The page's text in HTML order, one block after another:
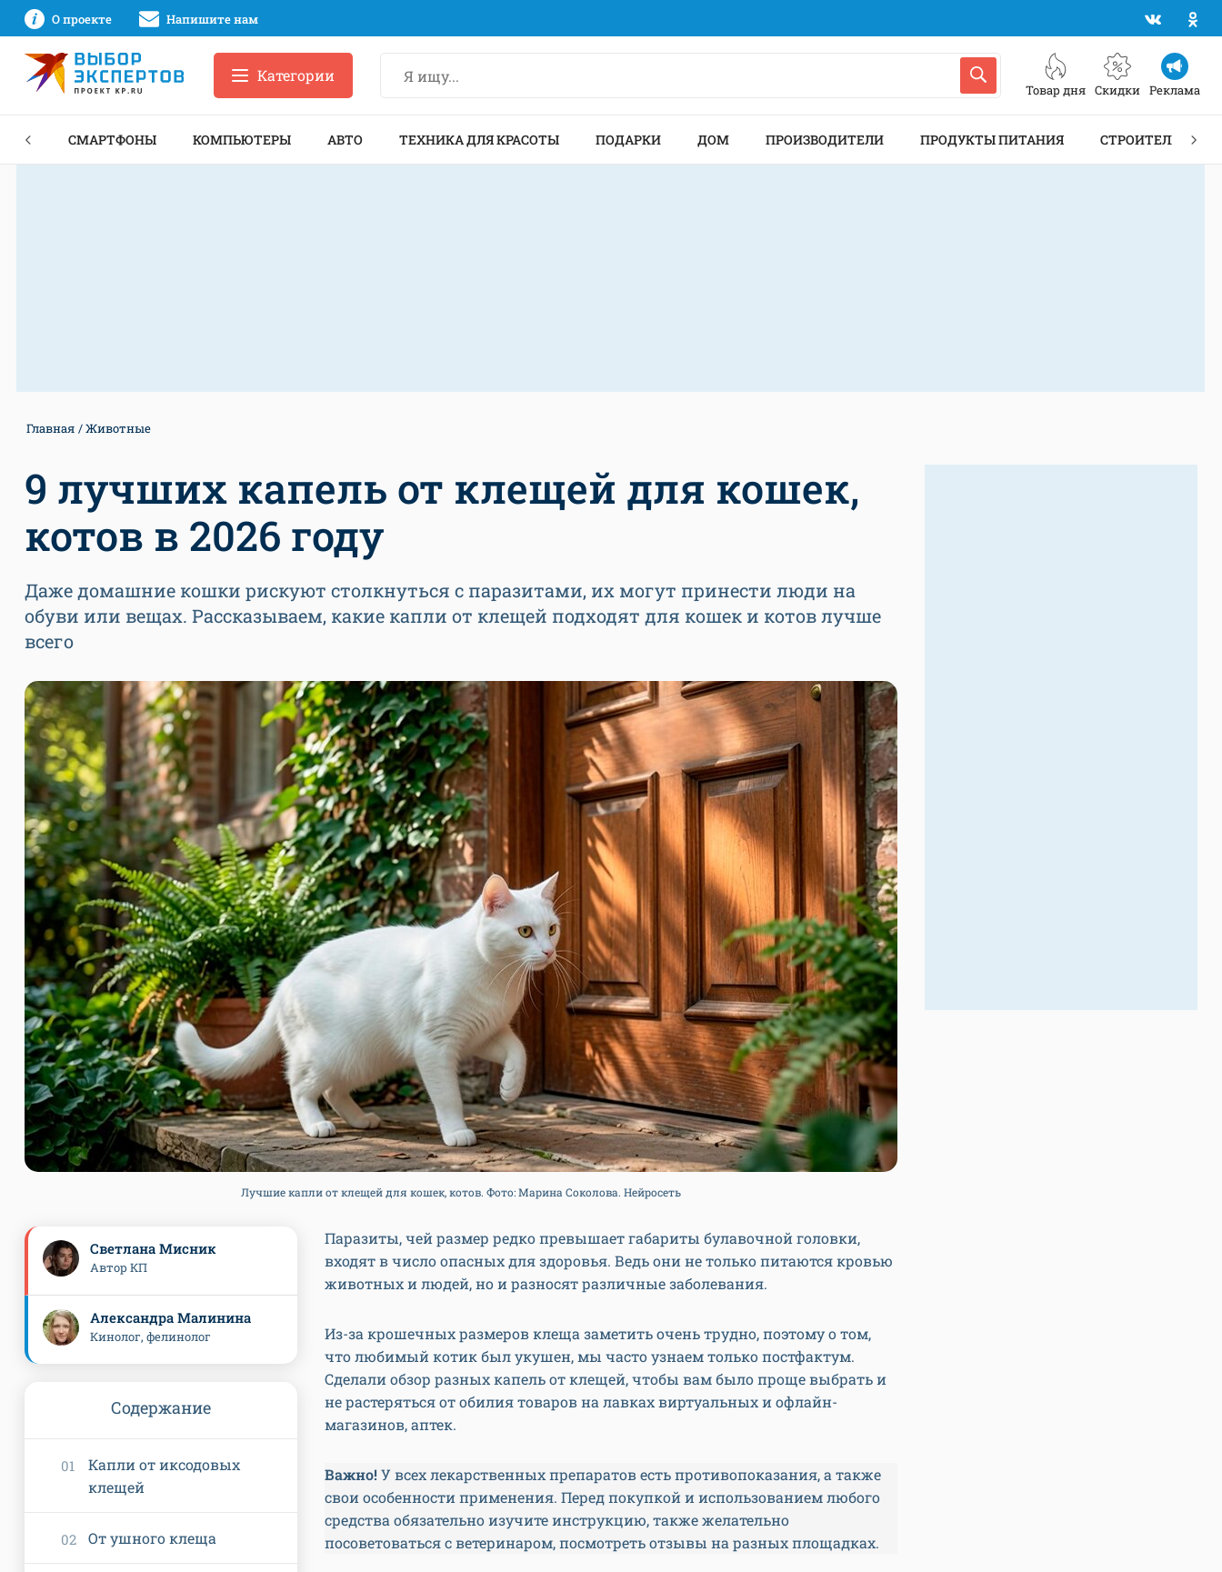
О проекте Напишите нам
Товар дня Скидки Реклама
Категории
СМАРТФОНЫ КОМПЬЮТЕРЫ АВТО ТЕХНИКА ДЛЯ КРАСОТЫ ПОДАРКИ ДОМ ПРОИЗВОДИТЕЛИ ПРОДУКТЫ ПИТАНИЯ СТРОИТЕЛЬСТВО
Главная Животные
9 лучших капель от клещей для кошек,
котов в 2026 году
Даже домашние кошки рискуют столкнуться с паразитами, их могут принести люди на
обуви или вещах. Рассказываем, какие капли от клещей подходят для кошек и котов лучше
всего
Лучшие капли от клещей для кошек, котов. Фото: Марина Соколова. Нейросеть
Паразиты, чей размер редко превышает габариты булавочной головки,
входят в число опасных для здоровья. Ведь они не только питаются кровью
животных и людей, но и разносят различные заболевания.
Из-за крошечных размеров клеща заметить очень трудно, поэтому о том,
что любимый котик был укушен, мы часто узнаем только постфактум.
Сделали обзор разных капель от клещей, чтобы вам было проще выбрать и
не растеряться от обилия товаров на лавках виртуальных и офлайн-
магазинов, аптек.
Важно! У всех лекарственных препаратов есть противопоказания, а также
свои особенности применения. Перед покупкой и использованием любого
средства обязательно изучите инструкцию, также желательно
посоветоваться с ветеринаром, посмотреть отзывы на разных площадках.
Светлана Мисник
Автор КП
Александра Малинина
Кинолог, фелинолог
Содержание
Капли от иксодовых
клещей
От ушного клеща